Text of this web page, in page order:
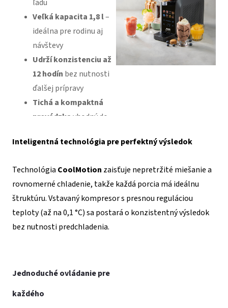
ľadu
Veľká kapacita 1,8 l–
ideálna pre rodinu aj
návštevy
Udrží konzistenciu až
12 hodín bez nutnosti
ďalšej prípravy
Tichá a kompaktná
prevádzka vhodný do
Inteligentná technológia pre perfektný výsledok
Technológia CoolMotion zaisťuje nepretržité miešanie a
rovnomerné chladenie, takže každá porcia má ideálnu
štruktúru. Vstavaný kompresor s presnou reguláciou
teploty (až na 0,1 °C) sa postará o konzistentný výsledok
bez nutnosti predchladenia.
Jednoduché ovládanie pre
každého